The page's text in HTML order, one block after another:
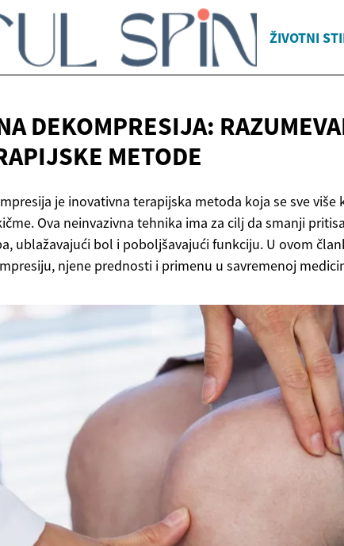
ŽIVOTNI
DEKOMPRESIJA:
METODE
je inovativna terapijska metoda koja se sve
Ova neinvazivna tehnika ima za cilj da smanji
ublažavajući bol i poboljšavajući funkciju. U ovom
njene prednosti i primenu u savremenoj